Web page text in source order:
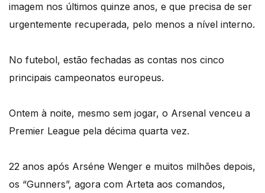
imagem nos últimos quinze anos, e que precisa de ser
urgentemente recuperada, pelo menos a nível interno.
No futebol, estão fechadas as contas nos cinco
principais campeonatos europeus.
Ontem à noite, mesmo sem jogar, o Arsenal venceu a
Premier League pela décima quarta vez.
22 anos após Arséne Wenger e muitos milhões depois,
os “Gunners”, agora com Arteta aos comandos,